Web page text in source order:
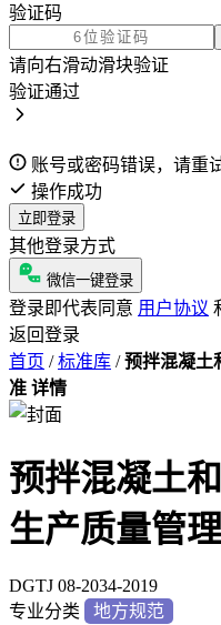
验证码
请向右滑动滑块验证
验证通过
账号或密码错误，请重
操作成功
立即登录
其他登录方式
微信一键登录
登录即代表同意 用户协议
返回登录
首页 / 标准库 / 预拌混凝土
准 详情
预拌混凝土
生产质量管
DGTJ 08-2034-2019
专业分类
地方规范